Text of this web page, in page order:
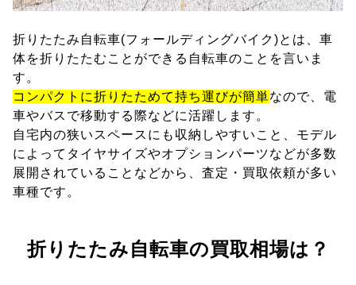
折りたたみ自転車(フォールディングバイク)とは、車
体を折りたたむことができる自転車のことを言いま
す。
コンパクトに折りたためて持ち運びが簡単なので、電
車やバスで移動する際などに活躍します。
自宅内の狭いスペースにも収納しやすいこと、モデル
によってタイヤサイズやオプションパーツなどが多数
展開されていることなどから、査定・買取依頼が多い
車種です。
折りたたみ自転車の買取相場は？